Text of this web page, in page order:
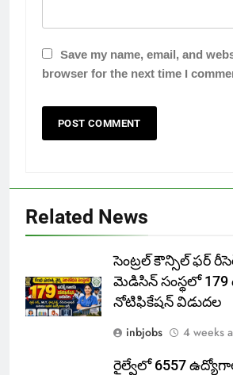
Save my name, email, and
browser for the next time I
Related News
సెంట్రల్ కౌన్సిల్ ఫర్
మెడిసిన్ సంస్థలో 179
నోటిఫికేషన్ విడుదల
inbjobs
4 weeks
రైల్వేలో 6557